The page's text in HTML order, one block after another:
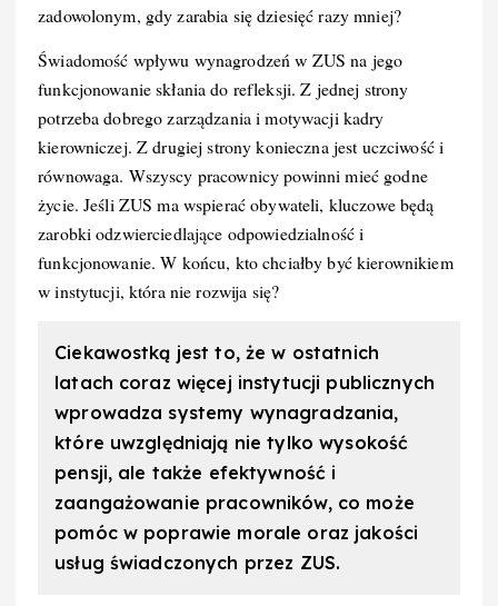
zadowolonym, gdy zarabia się dziesięć razy mniej?
Świadomość wpływu wynagrodzeń w ZUS na jego
funkcjonowanie skłania do refleksji. Z jednej strony
potrzeba dobrego zarządzania i motywacji kadry
kierowniczej. Z drugiej strony konieczna jest uczciwość i
równowaga. Wszyscy pracownicy powinni mieć godne
życie. Jeśli ZUS ma wspierać obywateli, kluczowe będą
zarobki odzwierciedlające odpowiedzialność i
funkcjonowanie. W końcu, kto chciałby być kierownikiem
w instytucji, która nie rozwija się?
Ciekawostką jest to, że w ostatnich
latach coraz więcej instytucji publicznych
wprowadza systemy wynagradzania,
które uwzględniają nie tylko wysokość
pensji, ale także efektywność i
zaangażowanie pracowników, co może
pomóc w poprawie morale oraz jakości
usług świadczonych przez ZUS.